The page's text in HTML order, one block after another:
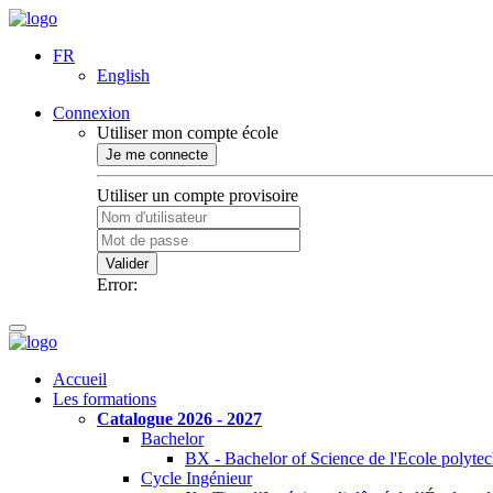
FR
English
Connexion
Utiliser mon compte école
Je me connecte
Utiliser un compte provisoire
Valider
Error:
Accueil
Les formations
Catalogue 2026 - 2027
Bachelor
BX - Bachelor of Science de l'Ecole
Cycle Ingénieur